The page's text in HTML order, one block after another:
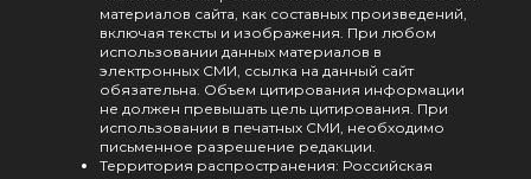
материалов сайта, как составных произведений,
включая тексты и изображения. При любом
использовании данных материалов в
электронных СМИ, ссылка на данный сайт
обязательна. Объем цитирования информации
не должен превышать цель цитирования. При
использовании в печатных СМИ, необходимо
письменное разрешение редакции.
Территория распространения: Российская